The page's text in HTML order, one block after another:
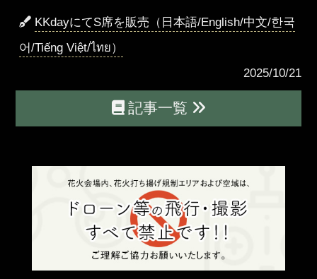
KKdayにてS席を販売（日本語/English/中文/한국
어/Tiếng Việt/ไทย）
2025/10/21
記事一覧